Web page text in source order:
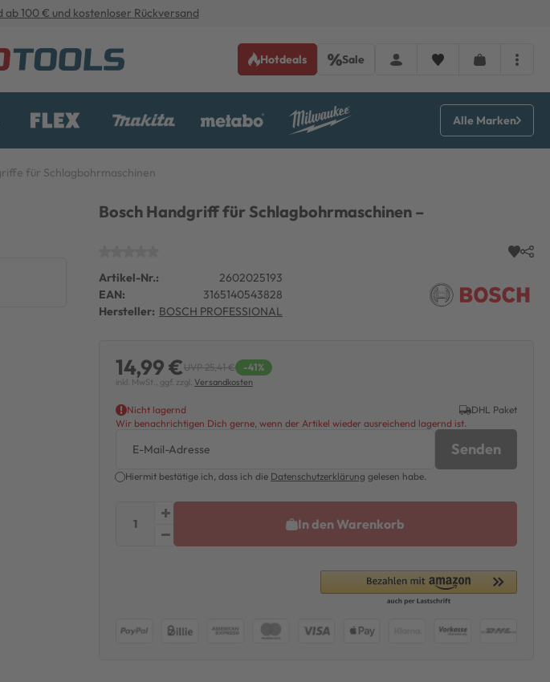
100 € und kostenloser Rückversand
Hotdeals Sale
Alle Marken
für Schlagbohrmaschinen
Bosch Handgriff für Schlagbohrmaschinen –
Artikel-Nr.:
2602025193
EAN:
3165140543828
Hersteller: BOSCH PROFESSIONAL
14,99 €UVP 25,41 € -41%
inkl. MwSt., ggf. zzgl. Versandkosten
Nicht lagernd
DHL Paket
Wir benachrichtigen Dich gerne, wenn der Artikel wieder ausreichend lagernd ist.
Senden
Hiermit bestätige ich, dass ich die Daten­schutz­erklärung gelesen habe.
In den Warenkorb